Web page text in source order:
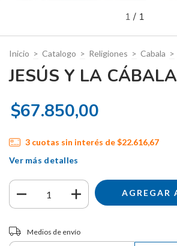
1 / 1
Inicio > Catalogo > Religiones > Cabala >
JESÚS Y LA CÁBALA
$67.850,00
3 cuotas sin interés de$22.616,67
Ver más detalles
Entregas para el CP:
Medios de envío